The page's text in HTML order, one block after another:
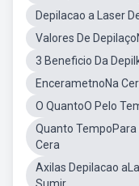
Depilacao a Laser
Valores De
3 Beneficio Da
EncerametnoNa
O QuantoO Pelo
Quanto TempoPara
Cera
Axilas Depilacao